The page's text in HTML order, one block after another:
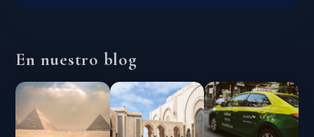
En nuestro blog